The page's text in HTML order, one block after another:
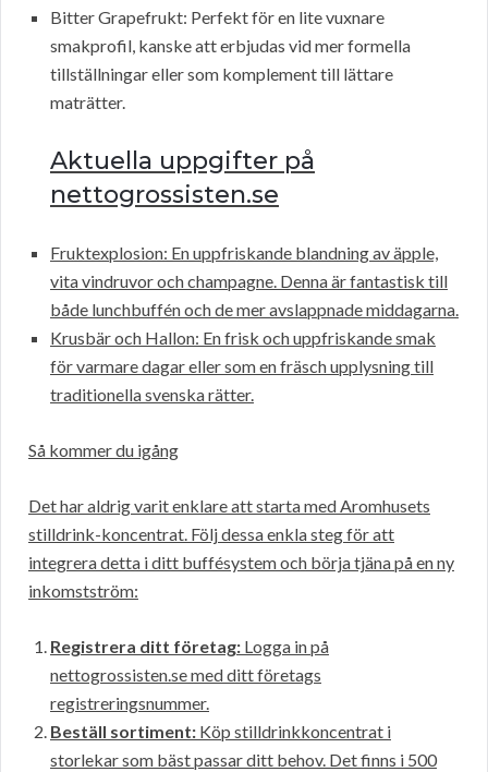
Bitter Grapefrukt: Perfekt för en lite vuxnare
smakprofil, kanske att erbjudas vid mer formella
tillställningar eller som komplement till lättare
maträtter.
Aktuella uppgifter på
nettogrossisten.se
Fruktexplosion: En uppfriskande blandning av äpple,
vita vindruvor och champagne. Denna är fantastisk till
både lunchbuffén och de mer avslappnade middagarna.
Krusbär och Hallon: En frisk och uppfriskande smak
för varmare dagar eller som en fräsch upplysning till
traditionella svenska rätter.
Så kommer du igång
Det har aldrig varit enklare att starta med Aromhusets
stilldrink-koncentrat. Följ dessa enkla steg för att
integrera detta i ditt buffésystem och börja tjäna på en ny
inkomstström:
Registrera ditt företag: Logga in på
nettogrossisten.se med ditt företags
registreringsnummer.
Beställ sortiment: Köp stilldrinkkoncentrat i
storlekar som bäst passar ditt behov. Det finns i 500